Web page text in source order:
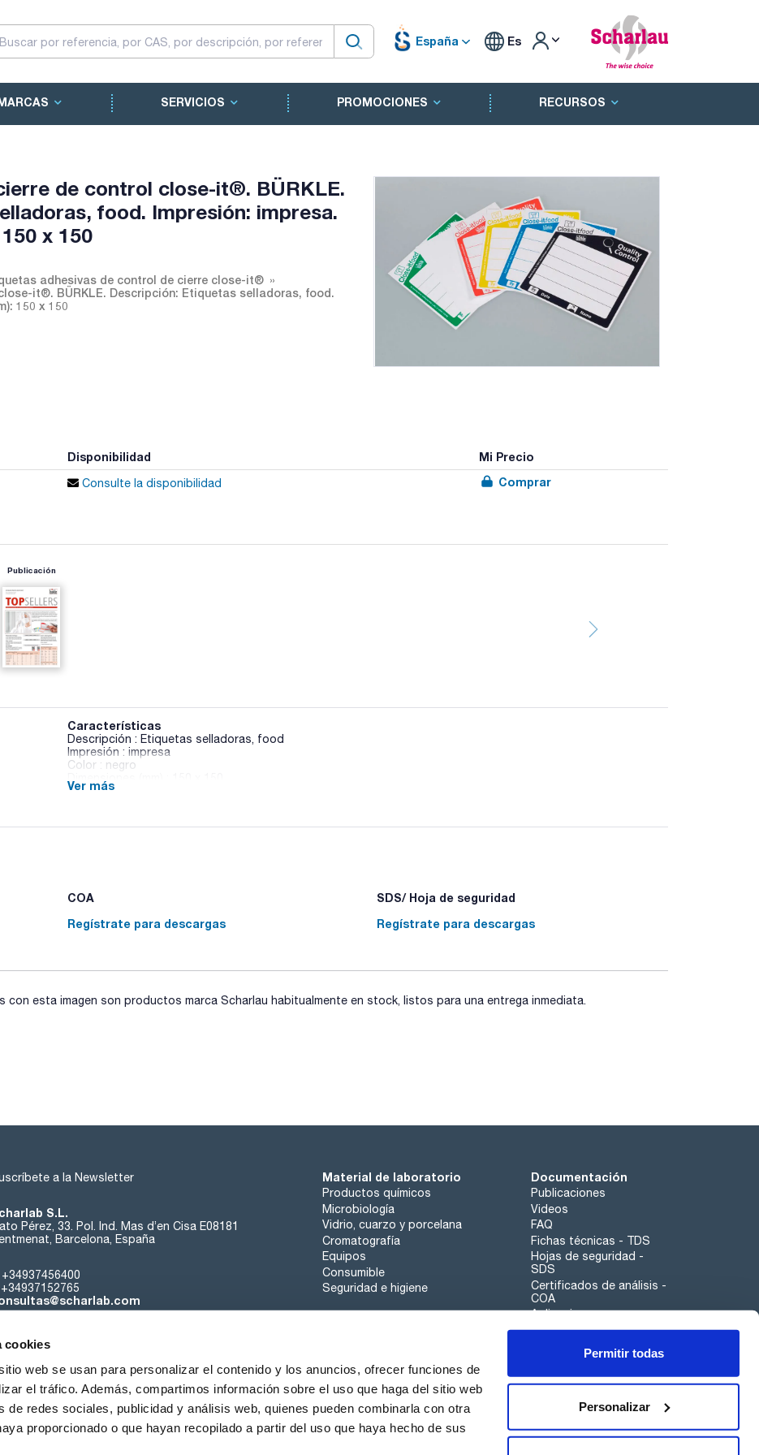
cookies
web se usan para personalizar el contenido y los anuncios, ofrecer funciones de
el tráfico. Además, compartimos información sobre el uso que haga del sitio web
de redes sociales, publicidad y análisis web, quienes pueden combinarla con otra
proporcionado o que hayan recopilado a partir del uso que haya hecho de sus
Permitir todas
Personalizar
España Es
SERVICIOS PROMOCIONES RECURSOS
de control close-it®. BÜRKLE.
food. Impresión: impresa.
x 150
adhesivas de control de cierre close-it®
it®. BÜRKLE. Descripción: Etiquetas selladoras, food.
150 x 150
Disponibilidad Mi Precio
Consulte la disponibilidad Comprar
Publicación
Características
Descripción : Etiquetas selladoras, food
Impresión : impresa
Color : negro
Dimensiones (mm) : 150 x 150
Pack (u.) : 250
normales, close-it® se adhiere bien a los sacos que están recubiertos con polvo (yeso, harina, etc.). Close-it®
Ver más
COA
Regístrate para descargas
SDS/ Hoja de seguridad
Regístrate para descargas
con esta imagen son productos marca Scharlau habitualmente en stock, listos para una entrega inmediata.
a la Newsletter
S.L.
Pérez, 33. Pol. Ind. Mas d’en Cisa E08181
Barcelona, España
+34937456400
+34937152765
Material de laboratorio
Productos químicos
Microbiología
Vidrio, cuarzo y porcelana
Cromatografía
Equipos
Consumible
Seguridad e higiene
Documentación
Publicaciones
Videos
FAQ
Fichas técnicas - TDS
Hojas de seguridad -
SDS
Certificados de análisis -
COA
Aplicaciones
Tabla Periódica
Canal de denuncias
nosotros Contacta Noticias Trabaja con nosotros